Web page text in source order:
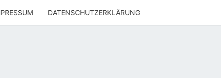
DATENSCHUTZERKLÄRUNG